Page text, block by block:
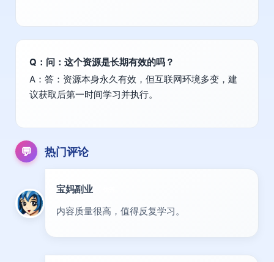
Q：问：这个资源是长期有效的吗？
A：答：资源本身永久有效，但互联网环境多变，建
议获取后第一时间学习并执行。
💬 热门评论
宝妈副业
内容质量很高，值得反复学习。